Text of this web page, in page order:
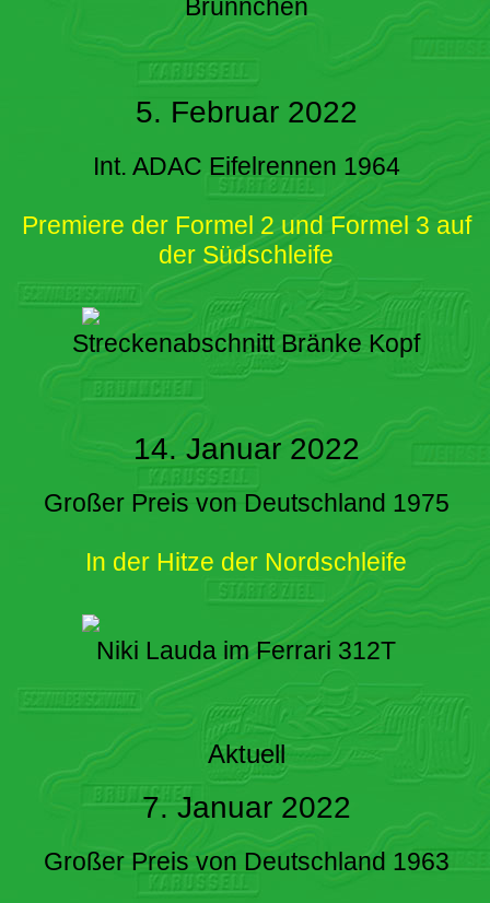
Brünnchen
5. Februar 2022
Int. ADAC Eifelrennen 1964
Premiere der Formel 2 und Formel 3 auf
der Südschleife
Streckenabschnitt Bränke Kopf
14. Januar 2022
Großer Preis von Deutschland 1975
In der Hitze der Nordschleife
Niki Lauda im Ferrari 312T
Aktuell
7. Januar 2022
Großer Preis von Deutschland 1963